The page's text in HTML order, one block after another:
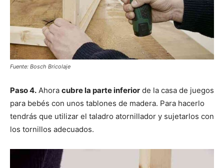
Fuente: Bosch Bricolaje
Paso 4. Ahora cubre la parte inferior de la casa de juegos
para bebés con unos tablones de madera. Para hacerlo
tendrás que utilizar el taladro atornillador y sujetarlos con
los tornillos adecuados.